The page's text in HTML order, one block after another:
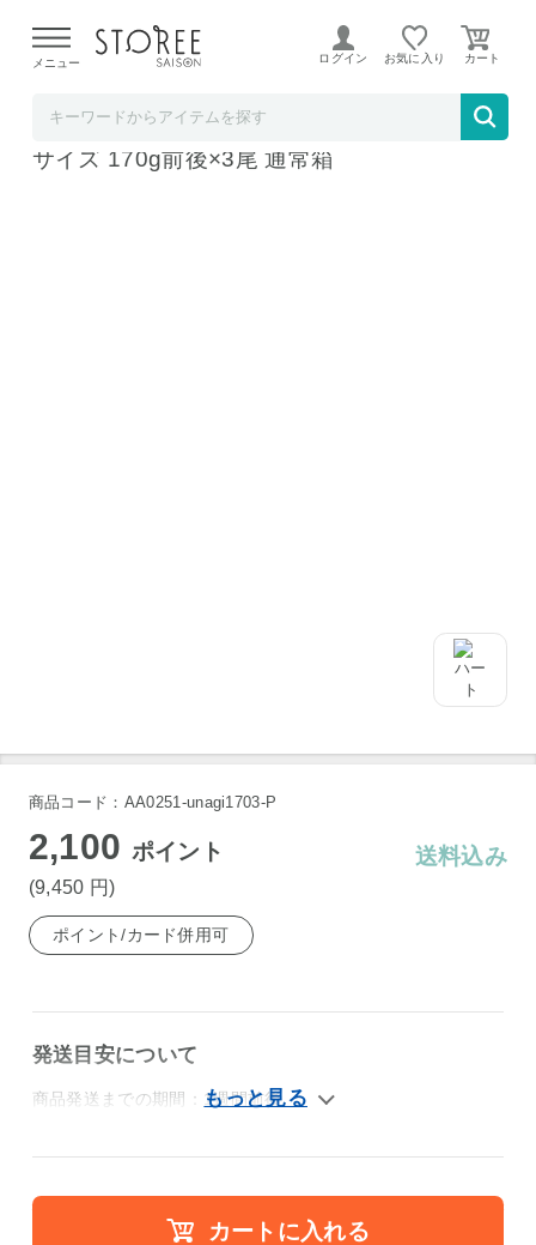
よる配送遅延が発生しております。
メニュー ログイン お気に入り
2023金賞受賞 国産 うなぎ 蒲焼き 無頭 特大
サイズ 170g前後×3尾 通常箱
商品コード：AA0251-unagi1703-P
2,100 ポイント
(9,450 円)
送料込み
ポイント/カード併用可
発送目安について
商品発送までの期間：1週間前後
カートに入れる